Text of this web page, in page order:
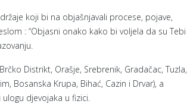
koji bi na objašnjavali procese, pojave,
: “Objasni onako kako bi voljela da su Tebi
Distrikt, Orašje, Srebrenik, Gradačac, Tuzla,
Bosanska Krupa, Bihać, Cazin i Drvar), a
djevojaka u fizici.